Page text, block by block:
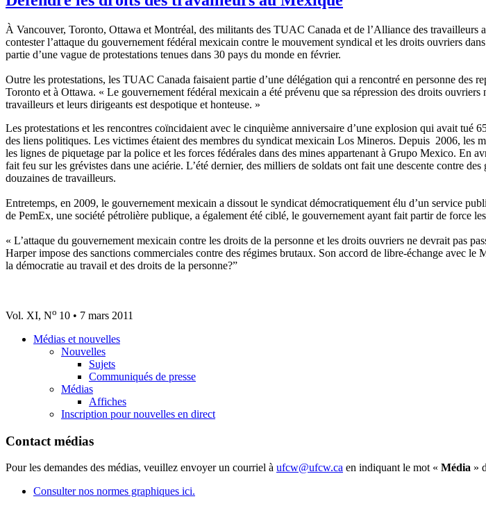
À Vancouver, Toronto, Ottawa et Montréal, des militants des TUAC Canada et de l’Alliance des travailleurs
contester l’attaque du gouvernement fédéral mexicain contre le mouvement syndical et les droits ouvriers
partie d’une vague de protestations tenues dans 30 pays du monde en février.
Outre les protestations, les TUAC Canada faisaient partie d’une délégation qui a rencontré en personne des
Toronto et à Ottawa. « Le gouvernement fédéral mexicain a été prévenu que sa répression des droits
travailleurs et leurs dirigeants est despotique et honteuse. »
Les protestations et les rencontres coïncidaient avec le cinquième anniversaire d’une explosion qui avait
des liens politiques. Les victimes étaient des membres du syndicat mexicain Los Mineros. Depuis 2006, les
les lignes de piquetage par la police et les forces fédérales dans des mines appartenant à Grupo Mexico. En
fait feu sur les grévistes dans une aciérie. L’été dernier, des milliers de soldats ont fait une descente contre
douzaines de travailleurs.
Entretemps, en 2009, le gouvernement mexicain a dissout le syndicat démocratiquement élu d’un service
de PemEx, une société pétrolière publique, a également été ciblé, le gouvernement ayant fait partir de force
« L’attaque du gouvernement mexicain contre les droits de la personne et les droits ouvriers ne devrait pas
Harper impose des sanctions commerciales contre des régimes brutaux. Son accord de libre-échange avec
la démocratie au travail et des droits de la personne?”
Vol. XI, No 10 • 7 mars 2011
Médias et nouvelles
Nouvelles
Sujets
Communiqués de presse
Médias
Affiches
Inscription pour nouvelles en direct
Contact médias
Pour les demandes des médias, veuillez envoyer un courriel à ufcw@ufcw.ca en indiquant le mot « Média »
Consulter nos normes graphiques ici.